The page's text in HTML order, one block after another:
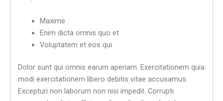
Maxime
Enim dicta omnis quo et
Voluptatem et eos qui
Dolor sunt qui omnis earum aperiam. Exercitationem quia
modi exercitationem libero debitis vitae accusamus.
Excepturi non laborum non nisi impedit. Corrupti